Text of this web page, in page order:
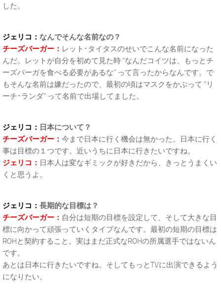
した。
ジェリコ： なんでそんな名前なの？
チーズバーガー： レット･タイタスのせいでこんな名前になった
んだ。レットが自分を初めて見た時 “なんだコイツは、もっとチ
ーズバーガを食べる必要があるな” って言ったからなんです。で
もそんな名前は嫌だったので、最初の頃はマスクをかぶって “リ
ーチ･ランダ” って名前で出場してました。
ジェリコ： 日本について？
チーズバーガー： 今まで日本に行く機会は無かった。日本に行く
事は目標の１つです。近いうちに日本に行きたいですね。
ジェリコ： 日本人は変なギミックが好きだから、きっとうまくい
くと思うよ。
ジェリコ： 長期的な目標は？
チーズバーガー： 自分は短期の目標を設定して、そして大きな目
標に向かって頑張っていくタイプなんです。最初の短期の目標は
ROHと契約すること。実はまだ正式なROHの所属選手ではないん
です。
あとは日本に行きたいですね。そしてもっとTVに出演できるよう
になりたい。